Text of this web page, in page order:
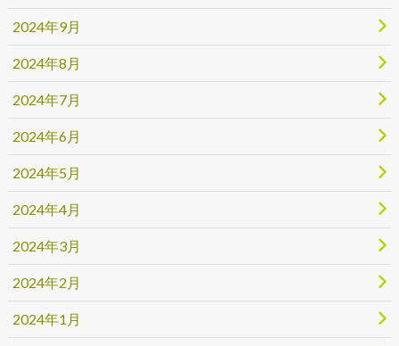
2024年9月
2024年8月
2024年7月
2024年6月
2024年5月
2024年4月
2024年3月
2024年2月
2024年1月